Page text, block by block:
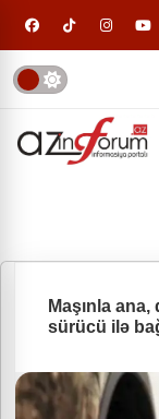
Maşınla
sürücü ilə